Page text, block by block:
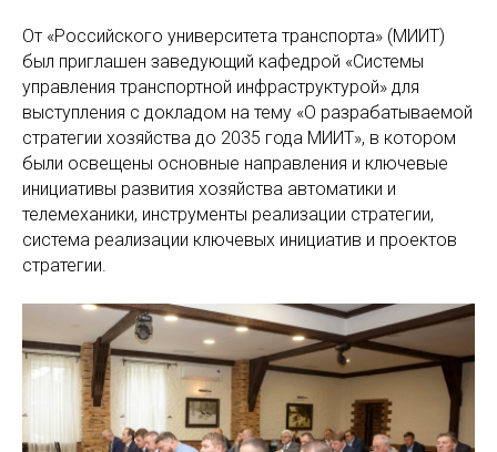
От «Российского университета транспорта» (МИИТ)
был приглашен заведующий кафедрой «Системы
управления транспортной инфраструктурой» для
выступления с докладом на тему «О разрабатываемой
стратегии хозяйства до 2035 года МИИТ», в котором
были освещены основные направления и ключевые
инициативы развития хозяйства автоматики и
телемеханики, инструменты реализации стратегии,
система реализации ключевых инициатив и проектов
стратегии.